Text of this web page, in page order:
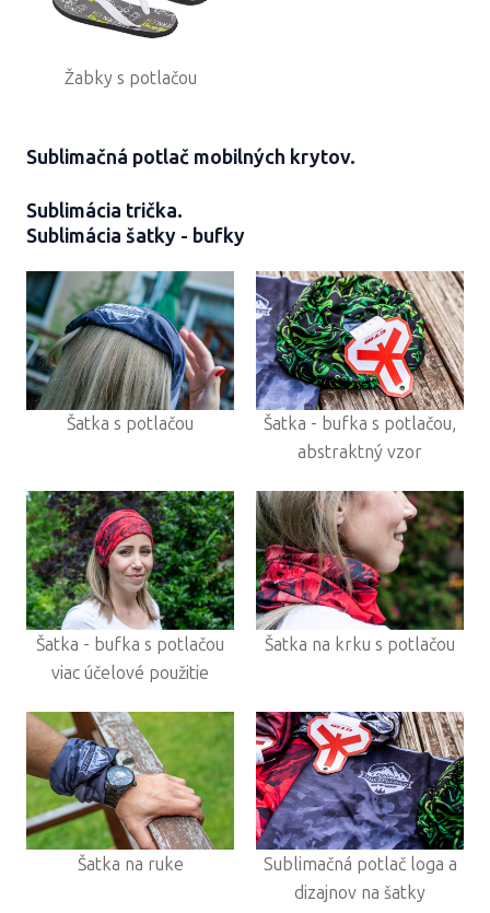
Žabky s potlačou
Sublimačná potlač mobilných krytov.
Sublimácia trička.
Sublimácia šatky - bufky
Šatka s potlačou
Šatka - bufka s potlačou,
abstraktný vzor
Šatka - bufka s potlačou
viac účelové použitie
Šatka na krku s potlačou
Šatka na ruke
Sublimačná potlač loga a
dizajnov na šatky